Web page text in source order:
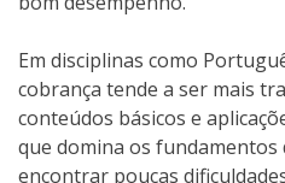
Em disciplinas como
cobrança tende a ser mais
conteúdos básicos e
que domina os fundamentos
encontrar poucas